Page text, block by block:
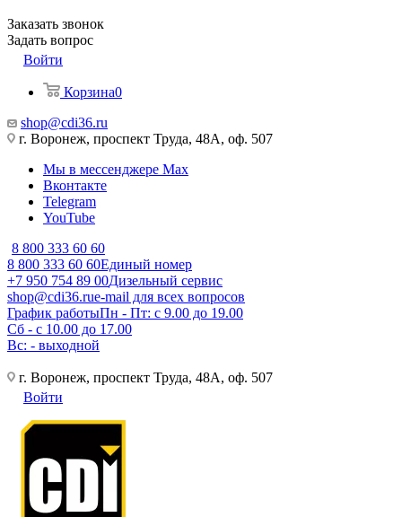
Заказать звонок
Задать вопрос
Войти
Корзина0
shop@cdi36.ru
г. Воронеж, проспект Труда, 48А, оф. 507
Мы в мессенджере Max
Вконтакте
Telegram
YouTube
8 800 333 60 60
8 800 333 60 60Единый номер
+7 950 754 89 00Дизельный сервис
shop@cdi36.rue-mail для всех вопросов
График работыПн - Пт: с 9.00 до 19.00
Сб - с 10.00 до 17.00
Вс: - выходной
г. Воронеж, проспект Труда, 48А, оф. 507
Войти